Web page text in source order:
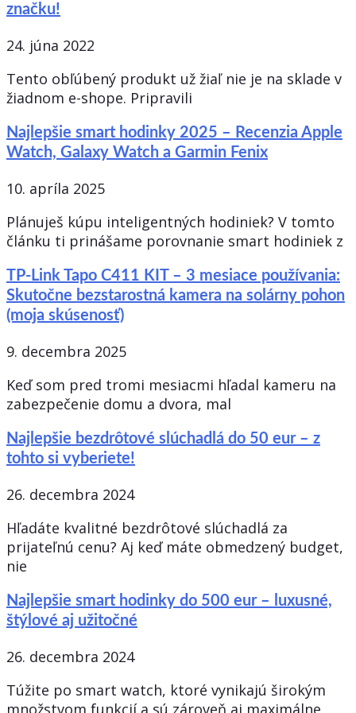
značku!
24. júna 2022
Tento obľúbený produkt už žiaľ nie je na sklade v
žiadnom e-shope. Pripravili
Najlepšie smart hodinky 2025 – Recenzia Apple
Watch, Galaxy Watch a Garmin Fenix
10. apríla 2025
Plánuješ kúpu inteligentných hodiniek? V tomto
článku ti prinášame porovnanie smart hodiniek z
TP-Link Tapo C411 KIT – 3 mesiace používania:
Skutočne bezstarostná kamera na solárny pohon
(moja skúsenosť)
9. decembra 2025
Keď som pred tromi mesiacmi hľadal kameru na
zabezpečenie domu a dvora, mal
Najlepšie bezdrôtové slúchadlá do 50 eur – z
tohto si vyberiete!
26. decembra 2024
Hľadáte kvalitné bezdrôtové slúchadlá za
prijateľnú cenu? Aj keď máte obmedzený budget,
nie
Najlepšie smart hodinky do 500 eur – luxusné,
štýlové aj užitočné
26. decembra 2024
Túžite po smart watch, ktoré vynikajú širokým
množstvom funkcií a sú zároveň aj maximálne